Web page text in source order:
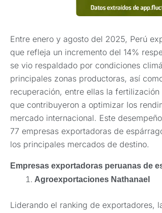
Entre enero y agosto del 2025, Perú
que refleja un incremento del 14%
se vio respaldado por condiciones
principales zonas productoras, así
recuperación, entre ellas la
que contribuyeron a optimizar los
mercado internacional. Este
77 empresas exportadoras de
los principales mercados de destino.
Empresas exportadoras peruanas de
Agroexportaciones Nathanael
Liderando el ranking de exportadores,